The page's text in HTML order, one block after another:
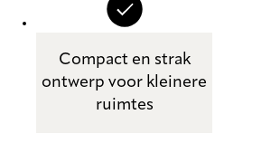
Compact en strak
ontwerp voor kleinere
ruimtes